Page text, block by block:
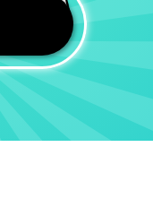
почистили
со всеми